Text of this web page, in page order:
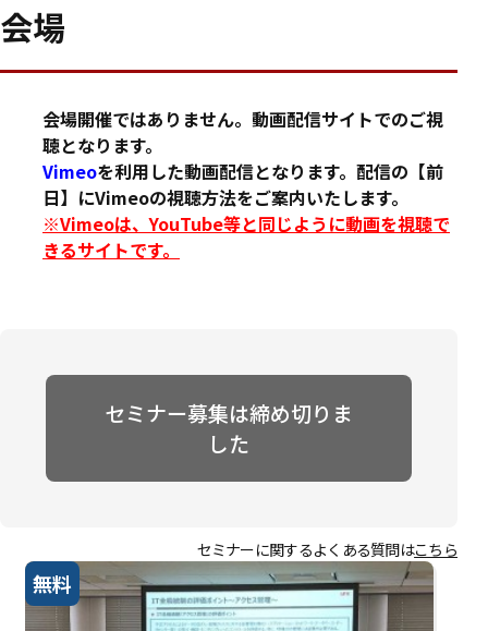
会場
会場開催ではありません。動画配信サイトでのご視
聴となります。
Vimeoを利用した動画配信となります。配信の【前
日】にVimeoの視聴方法をご案内いたします。
※Vimeoは、YouTube等と同じように動画を視聴で
きるサイトです。
セミナー募集は締め切りま
した
セミナーに関するよくある質問はこちら
無料